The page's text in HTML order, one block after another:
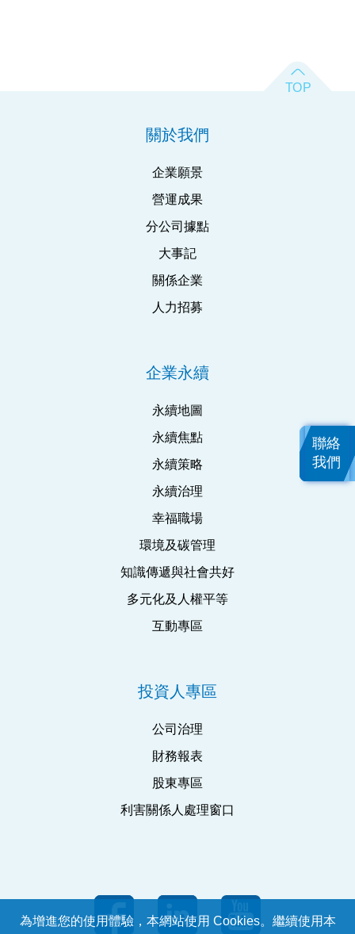
關於我們
企業願景
營運成果
分公司據點
大事記
關係企業
人力招募
企業永續
永續地圖
永續焦點
永續策略
永續治理
幸福職場
環境及碳管理
知識傳遞與社會共好
多元化及人權平等
互動專區
投資人專區
公司治理
財務報表
股東專區
利害關係人處理窗口
為增進您的使用體驗，本網站使用 Cookies。繼續使用本
聯絡
我們